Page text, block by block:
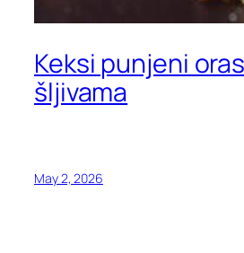
Keksi punjeni
šljivama
May 2, 2026